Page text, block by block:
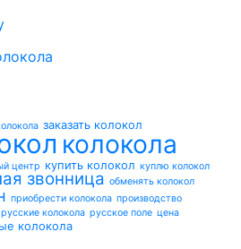
заказать колокол
колокола
центр купить колокол куплю колокол
звонница обменять колокол
приобрести колокола производство
русские колокола русское поле цена
колокола